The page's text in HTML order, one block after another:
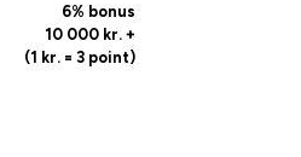
6% bonus
10 000 kr. +
(1 kr. = 3 point)